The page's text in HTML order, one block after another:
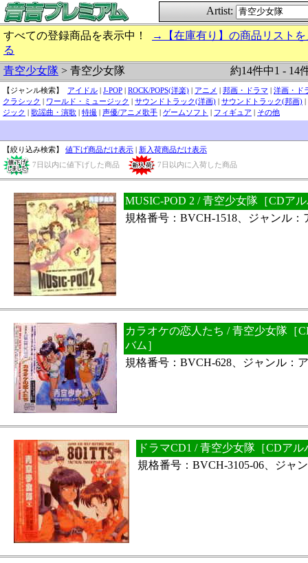
Artist:
すべての登録商品を表示中！
→【在庫有り】の商品リストを
る
青空少女隊 > 青空少女隊 約14件中1 - 14
【ジャンル検索】 アイドル | J-POP | ROCK/POPS(洋楽) | アニメ | 邦画・ドラマ | 洋画・ド
クラシック | ワールド・ミュージック | サウンドトラック(洋画) | サウンドトラック(邦画) |
ジック | 歌謡曲・演歌 | 特撮 | 声優/アニメ歌手 | ゲームソフト | フィギュア | その他
【絞り込み検索】 値下げ商品だけ表示 | 新入荷商品だけ表示
7日以内に値下げした商品
7日以内に入荷した商品
MUSIC-POD 2 / 青空少女隊［CDア
規格番号：BVCH-1518、ジャンル：
カラオケの恋人たち / 青空少女隊［
バム］
規格番号：BVCH-628、ジャンル：
ドラマCD1 / 青空少女隊［CDア
規格番号：BVCH-3105-06、ジャ